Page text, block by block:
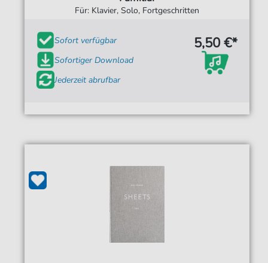
Für: Klavier, Solo, Fortgeschritten
Sofort verfügbar
Sofortiger Download
Jederzeit abrufbar
5,50 €*